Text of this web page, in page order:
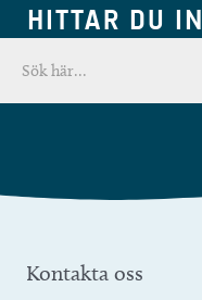
HITTAR DU
Kontakta oss